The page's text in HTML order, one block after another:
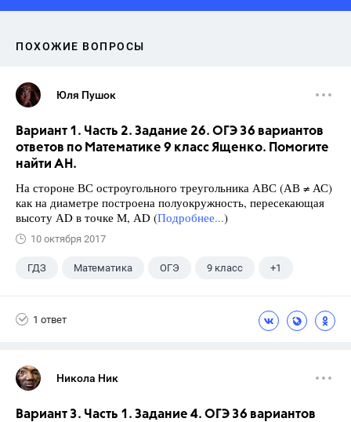
ПОХОЖИЕ ВОПРОСЫ
Юля Пушок
Вариант 1. Часть 2. Задание 26. ОГЭ 36 вариантов
ответов по Математике 9 класс Ященко. Помогите
найти АН.
На стороне ВС остроугольного треугольника АВС (АВ ≠ АС)
как на диаметре построена полуокружность, пересекающая
высоту АD в точке М, АD (Подробнее...)
10 октября 2017
ГДЗ Математика ОГЭ 9 класс +1
1 ответ
Никола Ник
Вариант 3. Часть 1. Задание 4. ОГЭ 36 вариантов